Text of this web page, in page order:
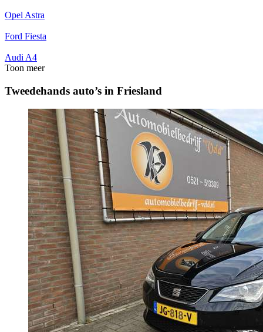
Opel Astra
Ford Fiesta
Audi A4
Toon meer
Tweedehands auto’s in Friesland